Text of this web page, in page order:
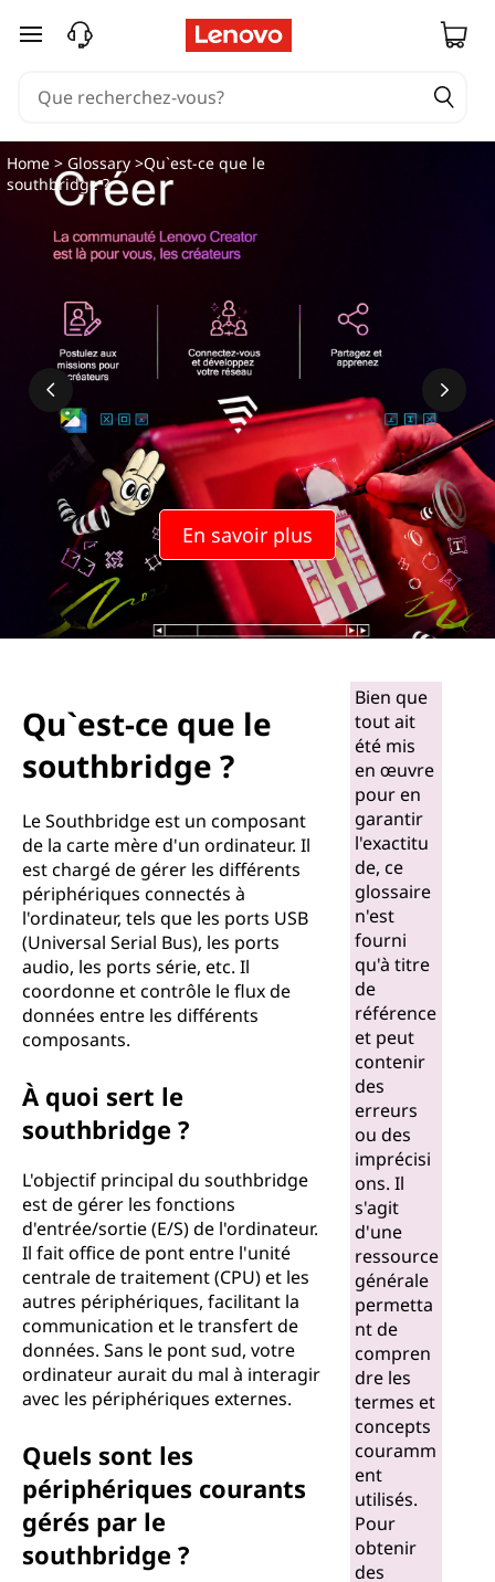
W
i
h
passer au contenu principal
En savoir plus
Home >Glossary >Qu`est-ce que le
southbridge ?
Qu`est-ce que le
southbridge ?
Le Southbridge est un composant
de la carte mère d'un ordinateur. Il
est chargé de gérer les différents
périphériques connectés à
l'ordinateur, tels que les ports USB
(Universal Serial Bus), les ports
audio, les ports série, etc. Il
coordonne et contrôle le flux de
données entre les différents
composants.
À quoi sert le
southbridge ?
L'objectif principal du southbridge
est de gérer les fonctions
d'entrée/sortie (E/S) de l'ordinateur.
Il fait office de pont entre l'unité
centrale de traitement (CPU) et les
autres périphériques, facilitant la
communication et le transfert de
données. Sans le pont sud, votre
ordinateur aurait du mal à interagir
avec les périphériques externes.
Quels sont les
périphériques courants
gérés par le
southbridge ?
Bien que
tout ait
été mis
en œuvre
pour en
garantir
l'exactitu
de, ce
glossaire
n'est
fourni
qu'à titre
de
référence
et peut
contenir
des
erreurs
ou des
imprécisi
ons. Il
s'agit
d'une
ressource
générale
permetta
nt de
compren
dre les
termes et
concepts
couramm
ent
utilisés.
Pour
obtenir
des